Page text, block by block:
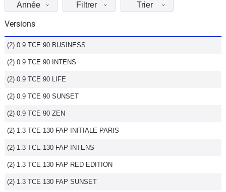
Electriques
Utilitaires
Flottes
Auto
Services
Forum
Moto
Marques
Année Filtrer Trier
Versions
(2) 0.9 TCE 90 BUSINESS
(2) 0.9 TCE 90 INTENS
(2) 0.9 TCE 90 LIFE
(2) 0.9 TCE 90 SUNSET
(2) 0.9 TCE 90 ZEN
(2) 1.3 TCE 130 FAP INITIALE PARIS
(2) 1.3 TCE 130 FAP INTENS
(2) 1.3 TCE 130 FAP RED EDITION
(2) 1.3 TCE 130 FAP SUNSET